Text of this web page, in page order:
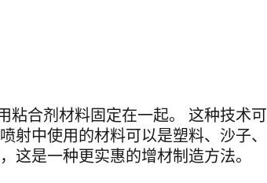
粘合剂材料固定在一起。 这种技术可
射中使用的材料可以是塑料、沙子、
这是一种更实惠的增材制造方法。